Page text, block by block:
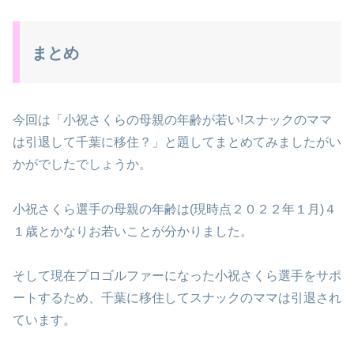
まとめ
今回は「小祝さくらの母親の年齢が若い!スナックのママ
は引退して千葉に移住？」と題してまとめてみましたがい
かがでしたでしょうか。
小祝さくら選手の母親の年齢は(現時点２０２２年１月)４
１歳とかなりお若いことが分かりました。
そして現在プロゴルファーになった小祝さくら選手をサポ
ートするため、千葉に移住してスナックのママは引退され
ています。